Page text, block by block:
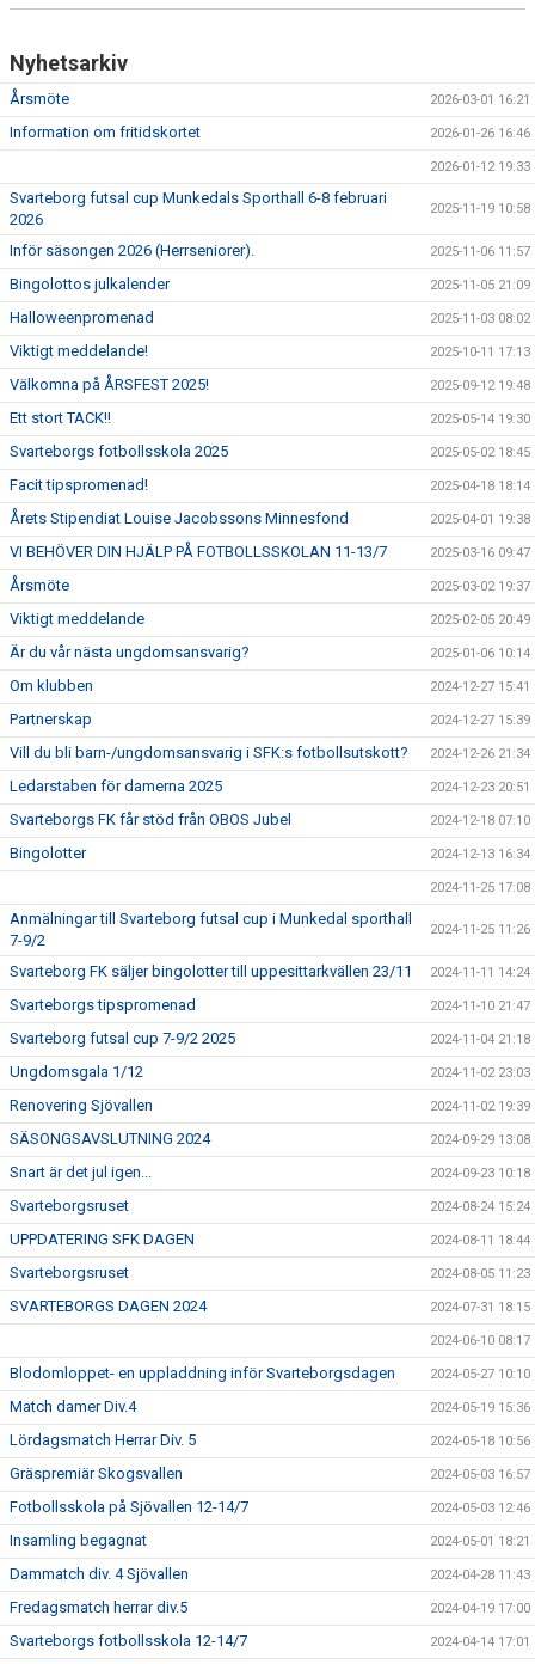
Nyhetsarkiv
Årsmöte 2026-03-01 16:21
Information om fritidskortet 2026-01-26 16:46
2026-01-12 19:33
Svarteborg futsal cup Munkedals Sporthall 6-8 februari
2026
2025-11-19 10:58
Inför säsongen 2026 (Herrseniorer). 2025-11-06 11:57
Bingolottos julkalender 2025-11-05 21:09
Halloweenpromenad 2025-11-03 08:02
Viktigt meddelande! 2025-10-11 17:13
Välkomna på ÅRSFEST 2025! 2025-09-12 19:48
Ett stort TACK!! 2025-05-14 19:30
Svarteborgs fotbollsskola 2025 2025-05-02 18:45
Facit tipspromenad! 2025-04-18 18:14
Årets Stipendiat Louise Jacobssons Minnesfond 2025-04-01 19:38
VI BEHÖVER DIN HJÄLP PÅ FOTBOLLSSKOLAN 11-13/7 2025-03-16 09:47
Årsmöte 2025-03-02 19:37
Viktigt meddelande 2025-02-05 20:49
Är du vår nästa ungdomsansvarig? 2025-01-06 10:14
Om klubben 2024-12-27 15:41
Partnerskap 2024-12-27 15:39
Vill du bli barn-/ungdomsansvarig i SFK:s fotbollsutskott? 2024-12-26 21:34
Ledarstaben för damerna 2025 2024-12-23 20:51
Svarteborgs FK får stöd från OBOS Jubel 2024-12-18 07:10
Bingolotter 2024-12-13 16:34
2024-11-25 17:08
Anmälningar till Svarteborg futsal cup i Munkedal sporthall
7-9/2
2024-11-25 11:26
Svarteborg FK säljer bingolotter till uppesittarkvällen 23/11 2024-11-11 14:24
Svarteborgs tipspromenad 2024-11-10 21:47
Svarteborg futsal cup 7-9/2 2025 2024-11-04 21:18
Ungdomsgala 1/12 2024-11-02 23:03
Renovering Sjövallen 2024-11-02 19:39
SÄSONGSAVSLUTNING 2024 2024-09-29 13:08
Snart är det jul igen... 2024-09-23 10:18
Svarteborgsruset 2024-08-24 15:24
UPPDATERING SFK DAGEN 2024-08-11 18:44
Svarteborgsruset 2024-08-05 11:23
SVARTEBORGS DAGEN 2024 2024-07-31 18:15
2024-06-10 08:17
Blodomloppet- en uppladdning inför Svarteborgsdagen 2024-05-27 10:10
Match damer Div.4 2024-05-19 15:36
Lördagsmatch Herrar Div. 5 2024-05-18 10:56
Gräspremiär Skogsvallen 2024-05-03 16:57
Fotbollsskola på Sjövallen 12-14/7 2024-05-03 12:46
Insamling begagnat 2024-05-01 18:21
Dammatch div. 4 Sjövallen 2024-04-28 11:43
Fredagsmatch herrar div.5 2024-04-19 17:00
Svarteborgs fotbollsskola 12-14/7 2024-04-14 17:01